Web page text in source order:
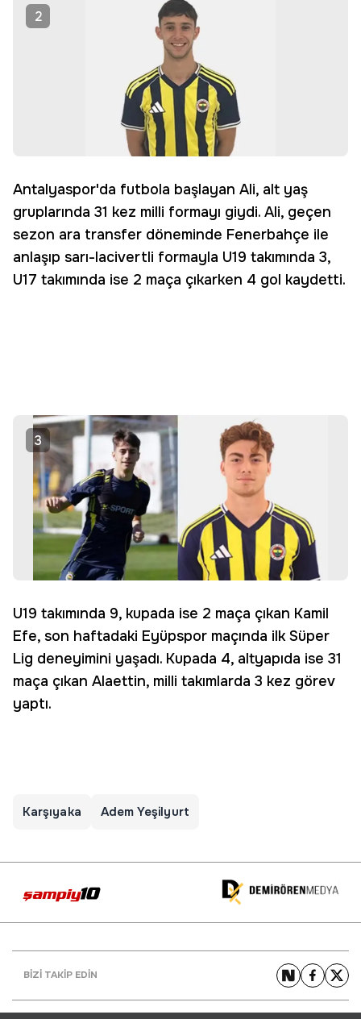
2
Antalyaspor'da futbola başlayan Ali, alt yaş
gruplarında 31 kez milli formayı giydi. Ali, geçen
sezon ara transfer döneminde Fenerbahçe ile
anlaşıp sarı-lacivertli formayla U19 takımında 3,
U17 takımında ise 2 maça çıkarken 4 gol kaydetti.
3
U19 takımında 9, kupada ise 2 maça çıkan Kamil
Efe, son haftadaki Eyüpspor maçında ilk Süper
Lig deneyimini yaşadı. Kupada 4, altyapıda ise 31
maça çıkan Alaettin, milli takımlarda 3 kez görev
yaptı.
Karşıyaka Adem Yeşilyurt
BİZİ TAKİP EDİN